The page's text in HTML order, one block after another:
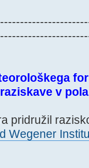
v
pridružil
Wegener